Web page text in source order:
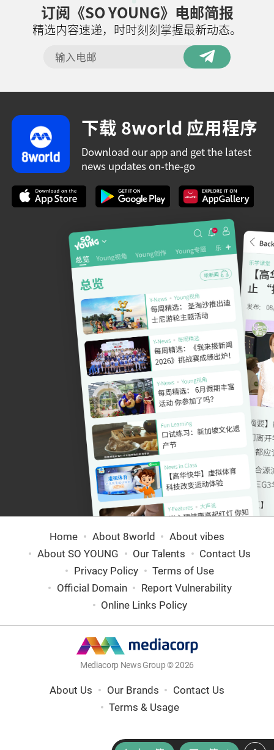
订阅《SO YOUNG》电邮简报
精选内容速递，时时刻刻掌握最新动态。
下载 8world 应用程序
Download our app and get the latest
news updates on-the-go
Home About 8world
About vibes
About SO YOUNG
Our Talents
Contact Us
Privacy Policy
Terms of Use
Official Domain
Report Vulnerability
Online Links Policy
Mediacorp News Group © 2026
About Us Our Brands
Contact Us
Terms & Usage